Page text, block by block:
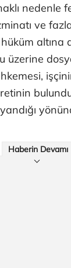
nedenle
ve
altına
üzerine
Haberin Devamı